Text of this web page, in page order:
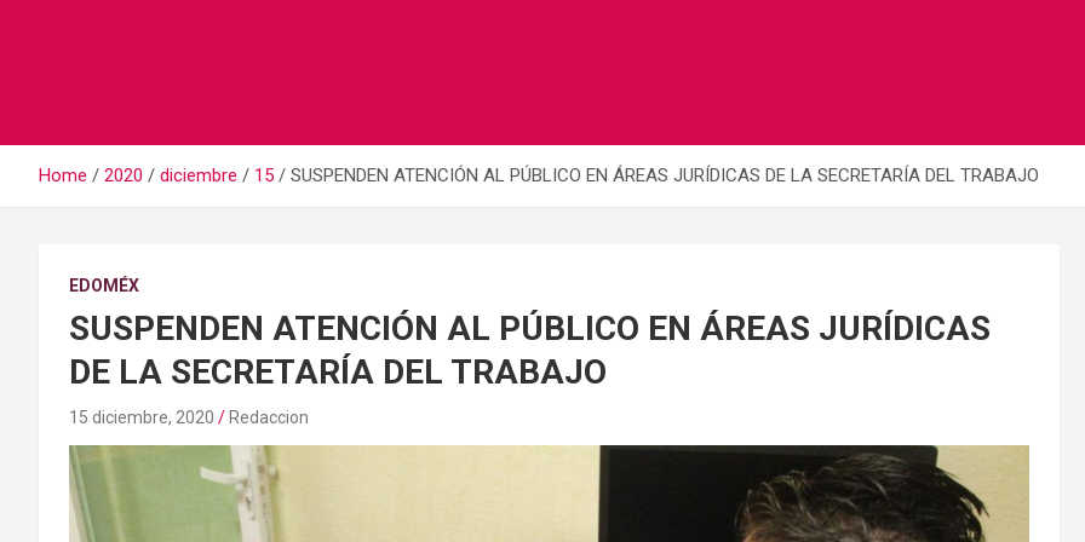
Home 2020 diciembre 15 SUSPENDEN ATENCIÓN AL PÚBLICO EN ÁREAS JURÍDICAS DE LA SECRETARÍA DEL TRABAJO
EDOMÉX
SUSPENDEN ATENCIÓN AL PÚBLICO EN ÁREAS JURÍDICAS
DE LA SECRETARÍA DEL TRABAJO
15 diciembre, 2020 Redaccion